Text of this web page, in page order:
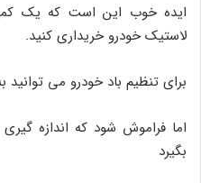
ایده خوب این است که یک
لاستیک خودرو خریداری کنید.
برای تنظیم باد خودرو می توانید
اما فراموش شود که اندازه
بگیرد